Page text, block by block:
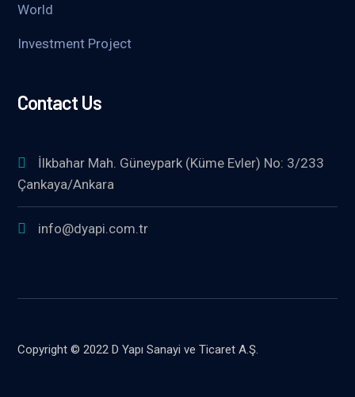
World
Investment Project
Contact Us
İlkbahar Mah. Güneypark (Küme Evler) No: 3/233
Çankaya/Ankara
info@dyapi.com.tr
Copyright © 2022 D Yapı Sanayi ve Ticaret A.Ş.